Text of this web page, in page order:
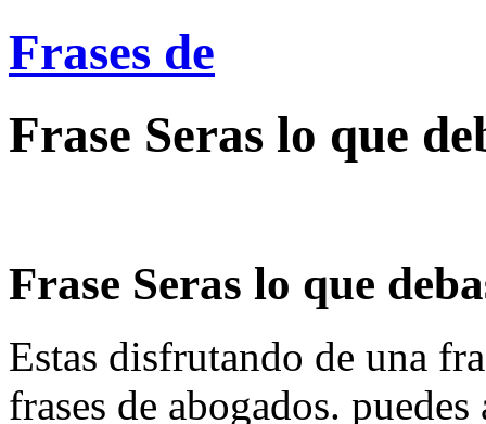
Frases de
Frase Seras lo que
Frase Seras lo que
Estas disfrutando de una
frases de abogados.